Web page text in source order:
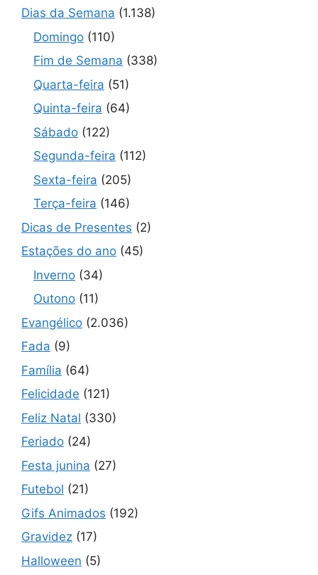
Dias da Semana (1.138)
Domingo (110)
Fim de Semana (338)
Quarta-feira (51)
Quinta-feira (64)
Sábado (122)
Segunda-feira (112)
Sexta-feira (205)
Terça-feira (146)
Dicas de Presentes (2)
Estações do ano (45)
Inverno (34)
Outono (11)
Evangélico (2.036)
Fada (9)
Família (64)
Felicidade (121)
Feliz Natal (330)
Feriado (24)
Festa junina (27)
Futebol (21)
Gifs Animados (192)
Gravidez (17)
Halloween (5)